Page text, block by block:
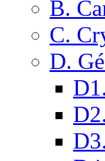
B.
C.
D.